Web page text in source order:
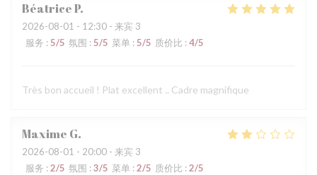
BéatriceP
2026-08-01 - 12:30 - 来宾 3
服务 : 5/5 氛围 : 5/5 菜单 : 5/5 质价比 : 4/5
Très bon accueil ! Plat excellent .. Cadre magnifique
Maxime G
2026-08-01 - 20:00 - 来宾 3
服务 : 2/5 氛围 : 3/5 菜单 : 2/5 质价比 : 2/5